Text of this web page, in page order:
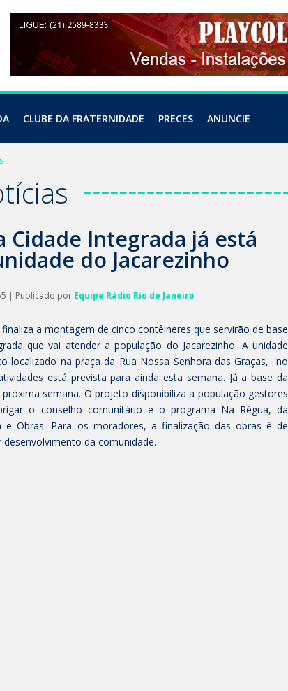
CLUBE DA FRATERNIDADE PRECES ANUNCIE
Cidade Integrada já está
do Jacarezinho
| Publicado por Equipe Rádio Rio de Janeiro
a montagem de cinco contêineres que servirão de base
que vai atender a população do Jacarezinho. A unidade
localizado na praça da Rua Nossa Senhora das Graças, no
está prevista para ainda esta semana. Já a base da
semana. O projeto disponibiliza a população gestores
o conselho comunitário e o programa Na Régua, da
e Obras. Para os moradores, a finalização das obras é de
da comunidade.